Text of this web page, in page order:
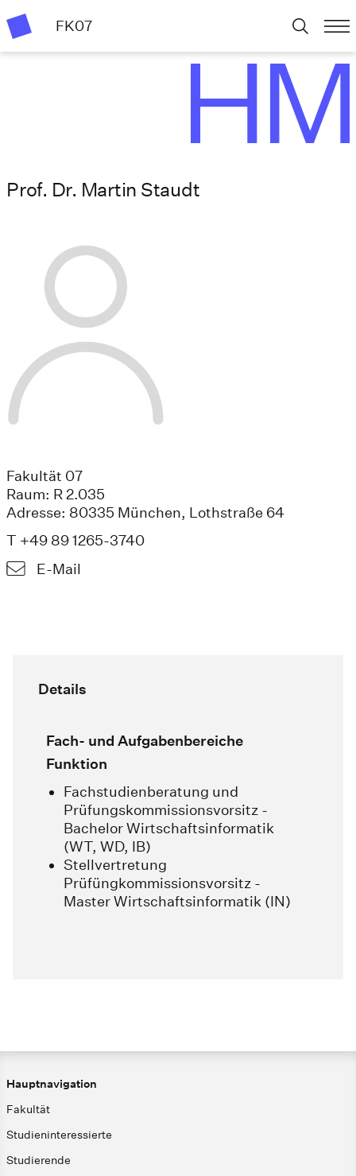
FK07
Prof. Dr. Martin Staudt
Fakultät 07
Raum: R 2.035
Adresse: 80335 München, Lothstraße 64
T +49 89 1265-3740
E-Mail
Details
Fach- und Aufgabenbereiche
Funktion
Fachstudienberatung und
Prüfungskommissionsvorsitz -
Bachelor Wirtschaftsinformatik
(WT, WD, IB)
Stellvertretung
Prüfüngkommissionsvorsitz -
Master Wirtschaftsinformatik (IN)
Hauptnavigation
Fakultät
Studieninteressierte
Studierende